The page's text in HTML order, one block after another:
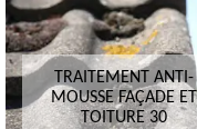
TRAITEMENT ANTI-
MOUSSE FAÇADE ET
TOITURE 30